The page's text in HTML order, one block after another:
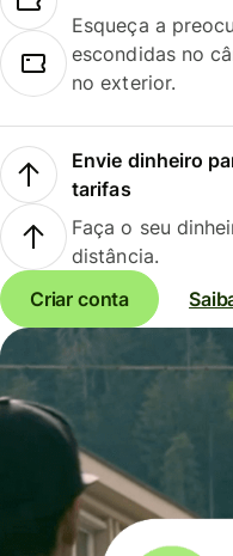
Esqueça a
escondidas no
no exterior.
Envie dinheiro
tarifas
Faça o seu
distância.
Criar conta